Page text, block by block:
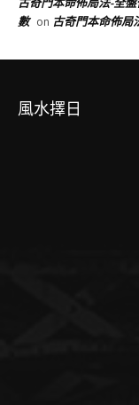
數 on 古奇門本命佈局
風水擇日